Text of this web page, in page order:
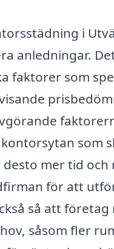
i
anledningar.
faktorer som
som
desto mer tid och
för att
så att företag
såsom fler